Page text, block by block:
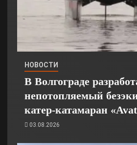
НОВОСТИ
В Волгограде
непотопляемый
катер-катамаран
03.08.2026